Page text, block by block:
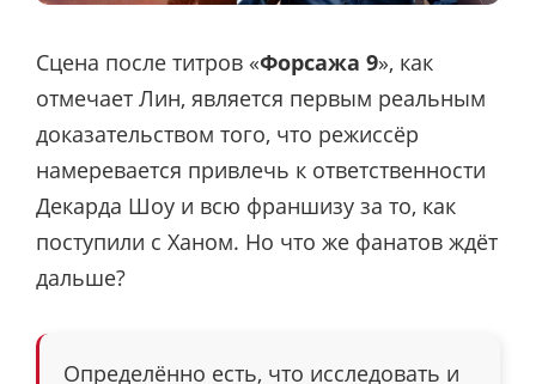
Сцена после титров «Форсажа 9», как
отмечает Лин, является первым реальным
доказательством того, что режиссёр
намеревается привлечь к ответственности
Декарда Шоу и всю франшизу за то, как
поступили с Ханом. Но что же фанатов ждёт
дальше?
Определённо есть, что исследовать и